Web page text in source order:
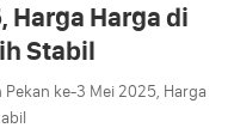
Harga Harga di
Stabil
ke-3 Mei 2025, Harga